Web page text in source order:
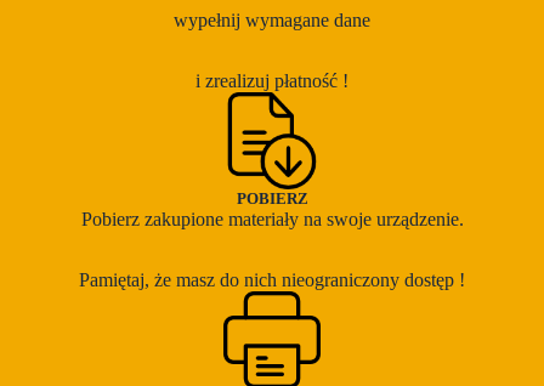
wypełnij wymagane dane
i zrealizuj płatność !
POBIERZ
Pobierz zakupione materiały na swoje urządzenie.
Pamiętaj, że masz do nich nieograniczony dostęp !